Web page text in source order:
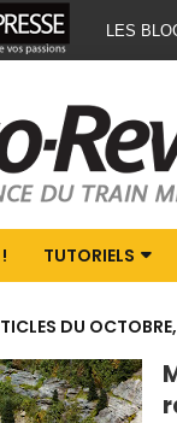
LES
TUTORIELS
DU